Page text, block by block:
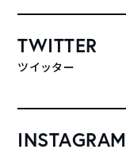
TWITTER
ツイッター
INSTAGRAM